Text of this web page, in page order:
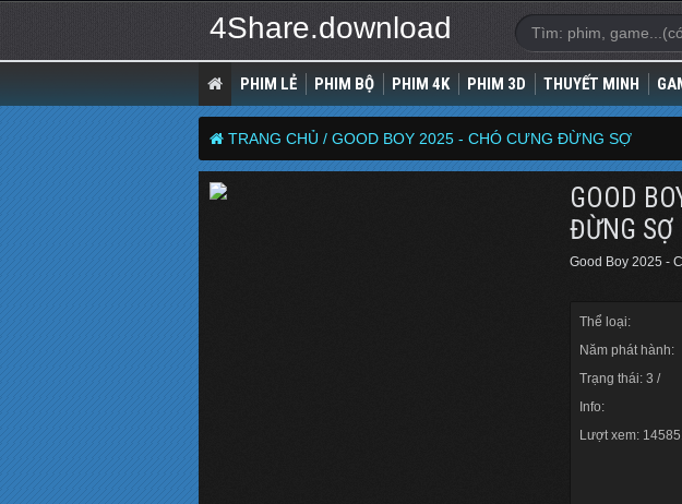
4Share.download
PHIM LẺ PHIM BỘ PHIM 4K PHIM 3D THUYẾT MINH
TRANG CHỦ / GOOD BOY 2025 - CHÓ CƯNG ĐỪNG SỢ
GOOD
ĐỪNG SỢ
Good Boy 2025 -
Thể loại:
Năm phát hành:
Trạng thái: 3 /
Info:
Lượt xem: